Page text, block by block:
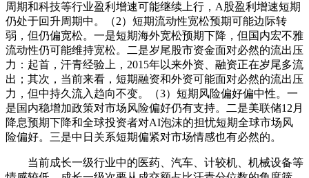
周期和科技等行业盈利增速可能继续上行，A股盈利增速短期
仍处于回升周期中。（2）短期流动性宽松预期可能边际转
弱，但仍偏宽松。一是短期海外宽松预期下降，但国内宏不雅
流动性仍可能维持宽松。二是岁尾股市资金面对必然的流出压
力：起首，汗青经验上，2015年以来外资、融资正在岁尾多流
出；其次，当前来看，短期融资和外资可能面对必然的流出压
力，但中持久流入趋向不变。（3）短期风险偏好偏中性。一
是国内稳增加政策对市场风险偏好仍有支持。二是美联储12月
降息预期下降和全球投资者对AI泡沫的担忧短期全球市场风
险偏好。三是中日关系短期偏紧对市场情感也有必然的。
当前成长一级行业中的医药、汽车、计较机、机械设备等